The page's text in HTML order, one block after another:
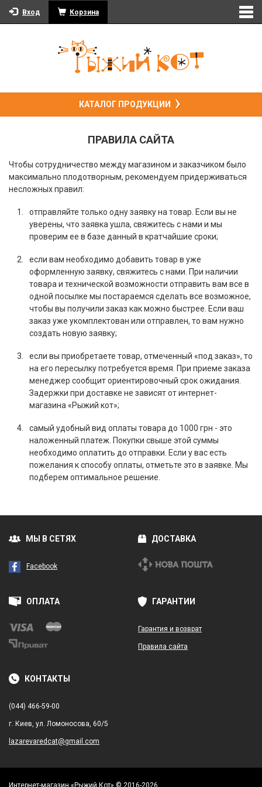
Вход Корзина
КАТАЛОГ ПРОДУКЦИИ
ПРАВИЛА САЙТА
Чтобы сотрудничество между магазином и заказчиком было
максимально плодотворным, рекомендуем придерживаться
несложных правил:
отправляйте только одну заявку на товар. Если вы не
уверены, что заявка ушла, свяжитесь с нами и мы
проверим ее в базе данный в кратчайшие сроки;
если вам необходимо добавить товар в уже
оформленную заявку, свяжитесь с нами. При наличии
товара и технической возможности отправить вам все в
одной посылке мы постараемся сделать все возможное,
чтобы вы получили заказ как можно быстрее. Если ваш
заказ уже укомплектован или отправлен, то вам нужно
создать новую заявку;
если вы приобретаете товар, отмеченный «под заказ», то
на его пересылку потребуется время. При приеме заказа
менеджер сообщит ориентировочный срок ожидания.
Задержки при доставке не зависят от интернет-
магазина «Рыжий кот»;
самый удобный вид оплаты товара до 1000 грн - это
наложенный платеж. Покупки свыше этой суммы
необходимо оплатить до отправки. Если у вас есть
пожелания к способу оплаты, отметьте это в заявке. Мы
подберем оптимальное решение.
МЫ В СЕТЯХ
Facebook
ДОСТАВКА
ОПЛАТА ГАРАНТИИ
Гарантия и возврат
Правила сайта
КОНТАКТЫ
(044) 466-59-00
г. Киев, ул. Ломоносова, 60/5
lazarevaredcat@gmail.com
Интернет-магазин «Рыжий Кот» © 2016-2026